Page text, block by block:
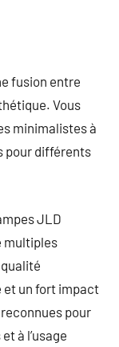
fusion entre
Vous
minimalistes à
pour différents
JLD
multiples
et un fort impact
pour
à l’usage